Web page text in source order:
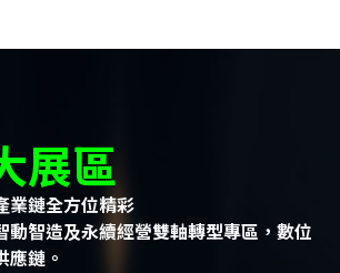
展區
業鏈全方位精彩
動智造及永續經營雙軸轉型專區，數位
應鏈。